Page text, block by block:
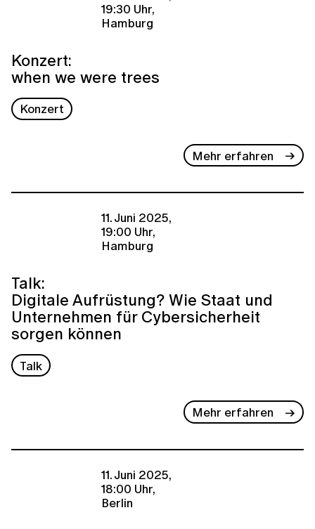
19:30 Uhr,
Hamburg
Konzert:
when we were trees
Konzert
Mehr erfahren
11. Juni 2025,
19:00 Uhr,
Hamburg
Talk:
Digitale Aufrüstung? Wie Staat und
Unternehmen für Cybersicherheit
sorgen können
Talk
Mehr erfahren
11. Juni 2025,
18:00 Uhr,
Berlin